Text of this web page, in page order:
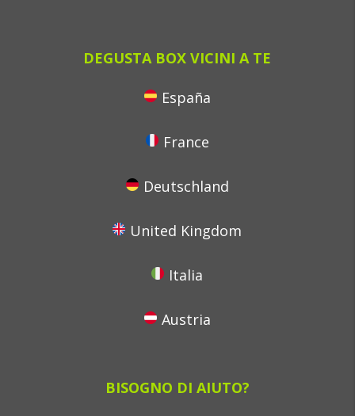
DEGUSTA BOX VICINI A TE
España
France
Deutschland
United Kingdom
Italia
Austria
BISOGNO DI AIUTO?